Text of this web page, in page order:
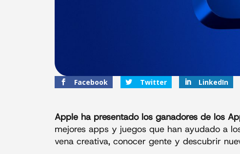
Facebook Twitter LinkedIn
Apple ha presentado los ganadores de los
mejores apps y juegos que han ayudado a
vena creativa, conocer gente y descubrir